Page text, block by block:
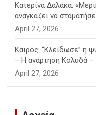
Κατερίνα Δαλάκα:
αναγκάζει να
April 27, 2026
Καιρός: “Κλείδωσε” η
– Η ανάρτηση Κολυδά
April 27, 2026